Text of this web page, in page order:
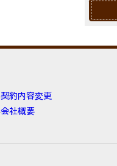
契約内容変更
会社概要